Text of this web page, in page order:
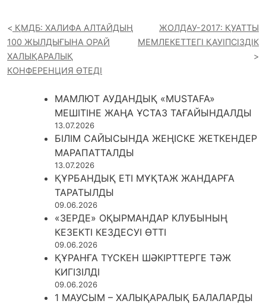
ҚМДБ: ХАЛИФА АЛТАЙДЫҢ
100 ЖЫЛДЫҒЫНА ОРАЙ
ХАЛЫҚАРАЛЫҚ
КОНФЕРЕНЦИЯ ӨТЕДІ
ЖОЛДАУ-2017: ҚУАТТЫ
МЕМЛЕКЕТТЕГІ ҚАУІПСІЗДІК
МАМЛЮТ АУДАНДЫҚ «MUSTAFA»
МЕШІТІНЕ ЖАҢА ҰСТАЗ ТАҒАЙЫНДАЛДЫ
13.07.2026
БІЛІМ САЙЫСЫНДА ЖЕҢІСКЕ ЖЕТКЕНДЕР
МАРАПАТТАЛДЫ
13.07.2026
ҚҰРБАНДЫҚ ЕТІ МҰҚТАЖ ЖАНДАРҒА
ТАРАТЫЛДЫ
09.06.2026
«ЗЕРДЕ» ОҚЫРМАНДАР КЛУБЫНЫҢ
КЕЗЕКТІ КЕЗДЕСУІ ӨТТІ
09.06.2026
ҚҰРАНҒА ТҮСКЕН ШӘКІРТТЕРГЕ ТӘЖ
КИГІЗІЛДІ
09.06.2026
1 МАУСЫМ – ХАЛЫҚАРАЛЫҚ БАЛАЛАРДЫ